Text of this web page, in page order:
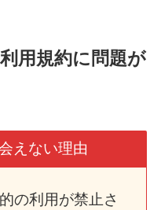
用規約に問題が
えない理由
の利用が禁止さ